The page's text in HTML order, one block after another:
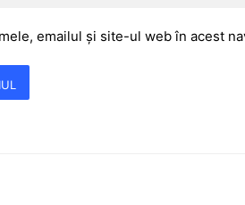
emailul și site-ul web în acest